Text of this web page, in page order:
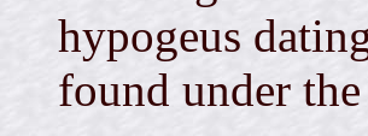
hypogeus
found under